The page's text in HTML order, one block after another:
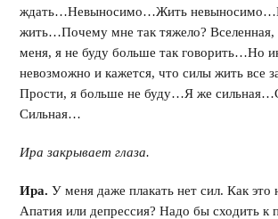
ждать…Невыносимо…Жить
жить…Почему мне так тяжело? Вселенная,
меня, я не буду больше так говорить…Но
невозможно и кажется, что силы жить все
Прости, я больше не буду…Я же
Сильная…
Ира закрывает глаза.
Ира. У меня даже плакать нет сил. Как это
Апатия или депрессия? Надо бы сходить к